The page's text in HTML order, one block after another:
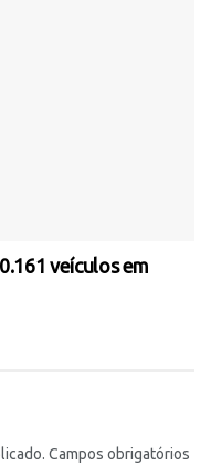
veículos em
Campos obrigatórios